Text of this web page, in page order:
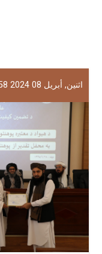
اثنين, أبريل 08 2024 10:58 صباحا